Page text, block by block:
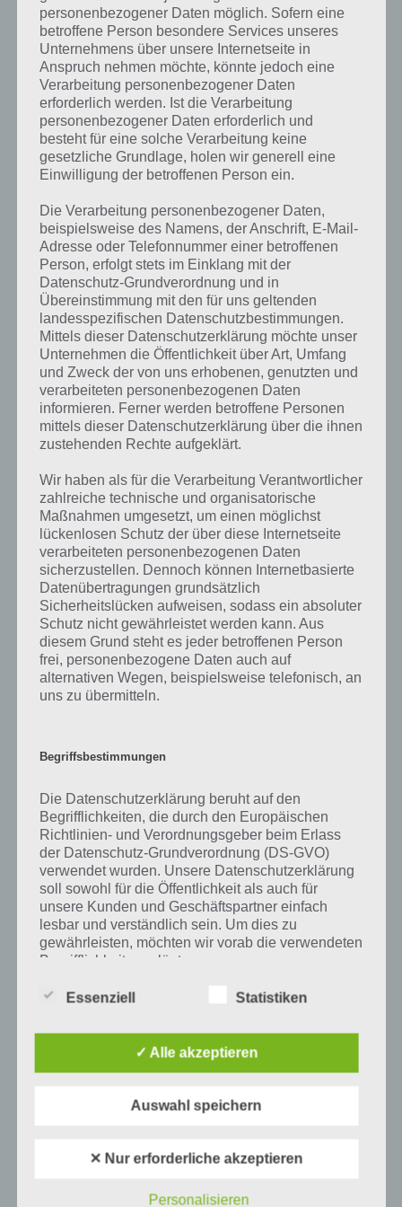
Weitere Lösungen zu 94%
gesucht? Schaue inunsere
Komplettlösung zur App! Dort
kannst du mit der Suche
schnell die Antworten und
Lösungen der über 300 Level
finden!
Du findest Lösungen auch ohne unsere Hilfe, indem du in der App
Münzen einsetzt. Da diese jedoch begrenzt sind, hast du hier stets
die Möglichkeit alle Antworten zu finden!
Die obige Lösung stimmt leider nicht mehr?
Wenn die Lösung, die wir dir oben Etwas, was weniger als 1 Euro
kostet vorgestellt haben, nicht mehr aktuell sein sollte oder ein Wort
in der Lösung von 94 Prozent fehlt, so teile uns die korrekten
Lösungen einfach in den Kommentaren mit. Nur so können wir stets
die aktuellen Antworten auf die zahlreichen Fragen und Sachverhalte
in der App geben. Da die Entwickler die Lösungen immer mal wieder
verändern.
Darum geht es bei 94%
Was ist 94%? In der App 94% musst du auf Basis eines Bildes oder
einer Aussage die Antworten herausfinden, die von anderen Spielern
am häufigsten genannt worden sind. Nur so kannst du das nächste
Level freischalten. Zusammenaddiert ergeben alle Antworten 94
Prozent, wovon die App ihren Namen hat. Entsprechend ist 94
Prozent ein Wort und Rätsel-Spiel. Bereits über 10 Millionen mal
und iTunes App Store.
Auf WhatsApp teilen Teilen auf Facebook
Tweet auf Twitter
Mehr Artikel hier auf Touchportal
personenbezogener Daten möglich. Sofern eine
betroffene Person besondere Services unseres
Unternehmens über unsere Internetseite in
Anspruch nehmen möchte, könnte jedoch eine
Verarbeitung personenbezogener Daten
erforderlich werden. Ist die Verarbeitung
personenbezogener Daten erforderlich und
besteht für eine solche Verarbeitung keine
gesetzliche Grundlage, holen wir generell eine
Einwilligung der betroffenen Person ein.
Die Verarbeitung personenbezogener Daten,
beispielsweise des Namens, der Anschrift, E-Mail-
Adresse oder Telefonnummer einer betroffenen
Person, erfolgt stets im Einklang mit der
Datenschutz-Grundverordnung und in
Übereinstimmung mit den für uns geltenden
landesspezifischen Datenschutzbestimmungen.
Mittels dieser Datenschutzerklärung möchte unser
Unternehmen die Öffentlichkeit über Art, Umfang
und Zweck der von uns erhobenen, genutzten und
verarbeiteten personenbezogenen Daten
informieren. Ferner werden betroffene Personen
mittels dieser Datenschutzerklärung über die ihnen
zustehenden Rechte aufgeklärt.
Wir haben als für die Verarbeitung Verantwortlicher
zahlreiche technische und organisatorische
Maßnahmen umgesetzt, um einen möglichst
lückenlosen Schutz der über diese Internetseite
verarbeiteten personenbezogenen Daten
sicherzustellen. Dennoch können Internetbasierte
Datenübertragungen grundsätzlich
Sicherheitslücken aufweisen, sodass ein absoluter
Schutz nicht gewährleistet werden kann. Aus
diesem Grund steht es jeder betroffenen Person
frei, personenbezogene Daten auch auf
alternativen Wegen, beispielsweise telefonisch, an
uns zu übermitteln.
Begriffsbestimmungen
Die Datenschutzerklärung beruht auf den
Begrifflichkeiten, die durch den Europäischen
Richtlinien- und Verordnungsgeber beim Erlass
der Datenschutz-Grundverordnung (DS-GVO)
verwendet wurden. Unsere Datenschutzerklärung
soll sowohl für die Öffentlichkeit als auch für
unsere Kunden und Geschäftspartner einfach
lesbar und verständlich sein. Um dies zu
gewährleisten, möchten wir vorab die verwendeten
Begrifflichkeiten erläutern.
Wir verwenden in dieser Datenschutzerklärung
oder identifizierbare natürliche Person (im
Als identifizierbar wird eine natürliche
Essenziell Statistiken
✓ Alle akzeptieren
Auswahl speichern
✕ Nur erforderliche akzeptieren
Personalisieren